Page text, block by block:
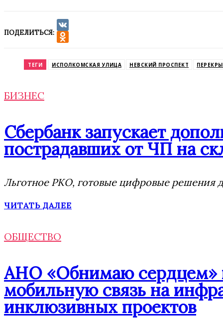
ПОДЕЛИТЬСЯ:
VK
ТЕГИ ИСПОЛКОМСКАЯ УЛИЦА НЕВСКИЙ ПРОСПЕКТ
БИЗНЕС
Сбербанк запускает
пострадавших от ЧП на
Льготное РКО, готовые цифровые решения
ЧИТАТЬ ДАЛЕЕ
ОБЩЕСТВО
АНО «Обнимаю сердцем»
мобильную связь на
инклюзивных проектов